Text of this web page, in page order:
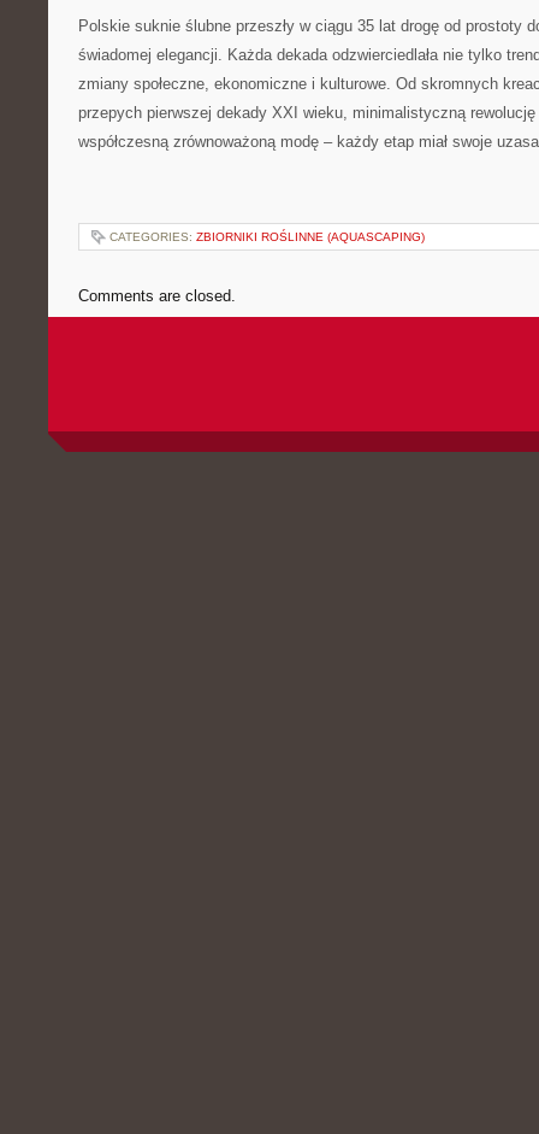
Polskie suknie ślubne przeszły w ciągu 35 lat drogę od prostoty
świadomej elegancji. Każda dekada odzwierciedlała nie tylko
zmiany społeczne, ekonomiczne i kulturowe. Od skromnych
przepych pierwszej dekady XXI wieku, minimalistyczną
współczesną zrównoważoną modę – każdy etap miał swoje
CATEGORIES: ZBIORNIKI ROŚLINNE (AQUASCAPING)
Comments are closed.